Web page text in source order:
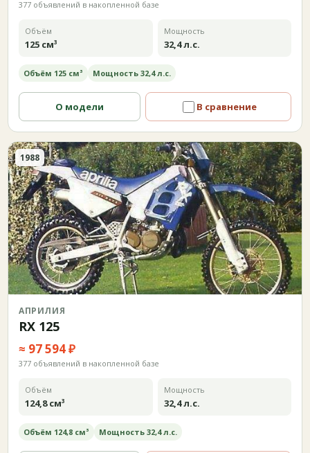
377 объявлений в накопленной базе
Объём
125 см³
Мощность
32,4 л.с.
Объём 125 см³ Мощность 32,4 л.с.
О модели В сравнение
1988
АПРИЛИЯ
RX 125
≈ 97 594 ₽
377 объявлений в накопленной базе
Объём
124,8 см³
Мощность
32,4 л.с.
Объём 124,8 см³ Мощность 32,4 л.с.